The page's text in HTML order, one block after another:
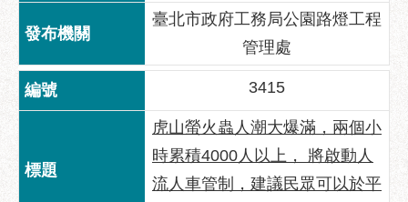
臺北市政府工務局公園路燈工程
管理處
3415
虎山螢火蟲人潮大爆滿，兩個小
時累積4000人以上， 將啟動人
流人車管制，建議民眾可以於平